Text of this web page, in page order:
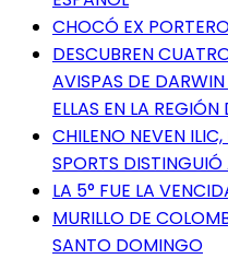
CHOCÓ EX
DESCUBREN
AVISPAS DE
ELLAS EN LA REGIÓN
CHILENO NEVEN
SPORTS DISTINGUIÓ
LA 5° FUE LA
MURILLO DE
SANTO DOMINGO